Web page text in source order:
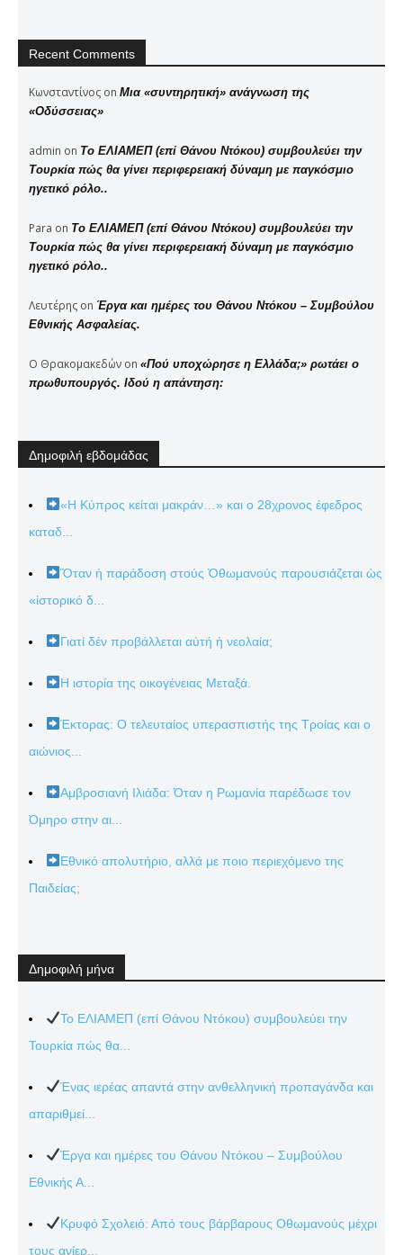
Recent Comments
Κωνσταντίνος on Μια «συντηρητική» ανάγνωση της
«Οδύσσειας»
admin on Το ΕΛΙΑΜΕΠ (επί Θάνου Ντόκου) συμβουλεύει την
Τουρκία πώς θα γίνει περιφερειακή δύναμη με παγκόσμιο
ηγετικό ρόλο..
Para on Το ΕΛΙΑΜΕΠ (επί Θάνου Ντόκου) συμβουλεύει την
Τουρκία πώς θα γίνει περιφερειακή δύναμη με παγκόσμιο
ηγετικό ρόλο..
Λευτέρης on Έργα και ημέρες του Θάνου Ντόκου – Συμβούλου
Εθνικής Ασφαλείας.
Ο Θρακομακεδών on «Πού υποχώρησε η Ελλάδα;» ρωτάει ο
πρωθυπουργός. Ιδού η απάντηση:
Δημοφιλή εβδομάδας
«Η Κύπρος κείται μακράν…» και ο 28χρονος έφεδρος
καταδ...
Ὅταν ἡ παράδοση στούς Ὀθωμανούς παρουσιάζεται ὡς
«ἱστορικό δ...
Γιατί δέν προβάλλεται αὐτή ἡ νεολαία;
Η ιστορία της οικογένειας Μεταξά.
Έκτορας: Ο τελευταίος υπερασπιστής της Τροίας και ο
αιώνιος...
Αμβροσιανή Ιλιάδα: Όταν η Ρωμανία παρέδωσε τον
Όμηρο στην αι...
Εθνικό απολυτήριο, αλλά με ποιο περιεχόμενο της
Παιδείας;
Δημοφιλή μήνα
Το ΕΛΙΑΜΕΠ (επί Θάνου Ντόκου) συμβουλεύει την
Τουρκία πώς θα...
Ένας ιερέας απαντά στην ανθελληνική προπαγάνδα και
απαριθμεί...
Έργα και ημέρες του Θάνου Ντόκου – Συμβούλου
Εθνικής Α...
Κρυφό Σχολειό: Από τους βάρβαρους Οθωμανούς μέχρι
τους ανίερ...